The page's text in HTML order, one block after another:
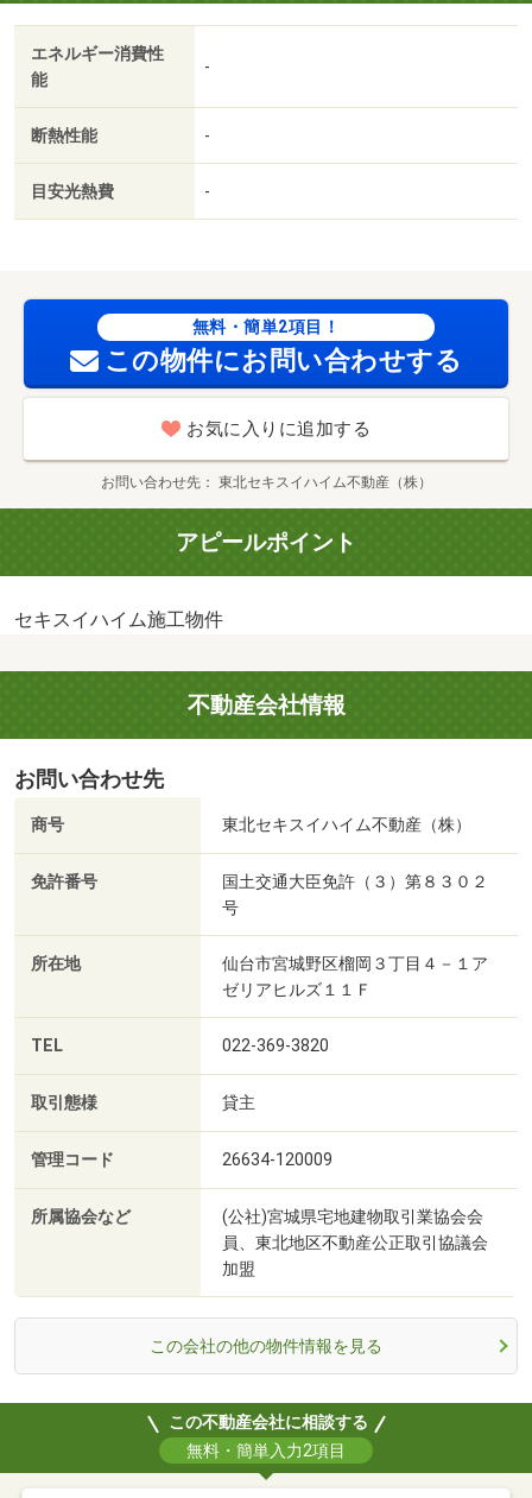
エネルギー消費性
能
-
断熱性能 -
目安光熱費 -
無料・簡単2項目！
この物件にお問い合わせする
お気に入りに追加する
お問い合わせ先 東北セキスイハイム不動産（株）
アピールポイント
セキスイハイム施工物件
不動産会社情報
お問い合わせ先
商号 東北セキスイハイム不動産（株）
免許番号
国土交通大臣免許（３）第８３０２
号
所在地
仙台市宮城野区榴岡３丁目４－１ア
ゼリアヒルズ１１Ｆ
TEL 022-369-3820
取引態様 貸主
管理コード 26634-120009
所属協会など
(公社)宮城県宅地建物取引業協会会
員、東北地区不動産公正取引協議会
加盟
この会社の他の物件情報を見る
この不動産会社に相談する
無料・簡単入力2項目